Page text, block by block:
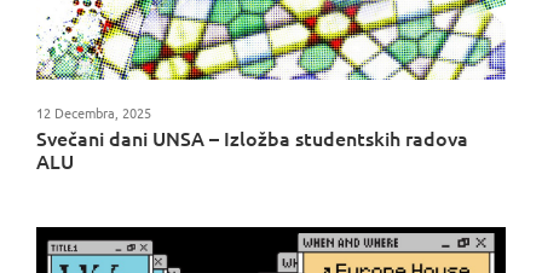
Svečani dani UNSA – Izložba studentskih radova
ALU
12 Decembra, 2025